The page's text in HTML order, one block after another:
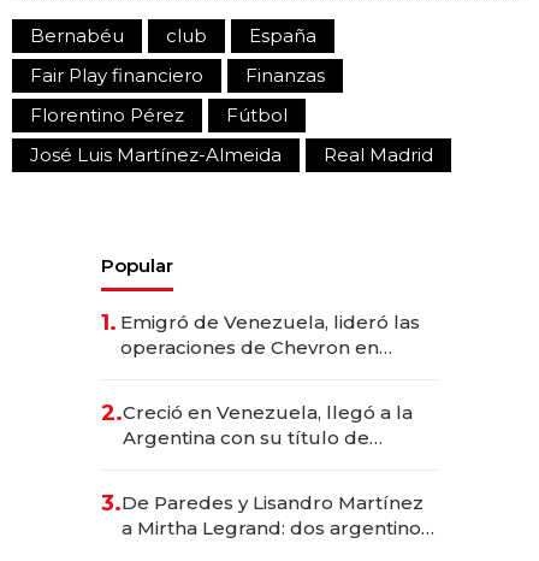
Bernabéu club
España
Fair Play financiero
Finanzas
Florentino Pérez
Fútbol
José Luis Martínez-Almeida
Real Madrid
Popular
1. Emigró de Venezuela, lideró las
operaciones de Chevron en
2.Creció en Venezuela, llegó a la
Argentina con su título de
las marcas "fast premium"
3.De Paredes y Lisandro Martínez
a Mirtha Legrand: dos argentinos